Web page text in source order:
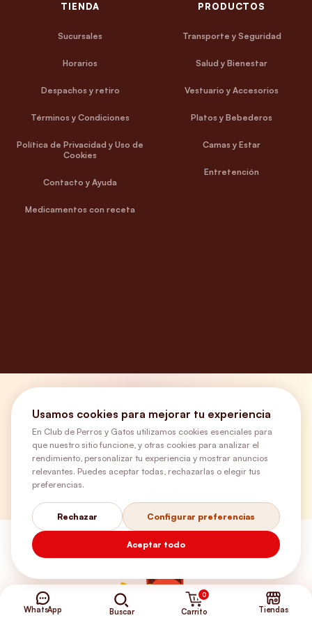
TIENDA
Sucursales
Horarios
Despachos y retiro
Términos y Condiciones
Política de Privacidad y Uso de
Cookies
Contacto y Ayuda
Medicamentos con receta
PRODUCTOS
Transporte y Seguridad
Salud y Bienestar
Vestuario y Accesorios
Platos y Bebederos
Camas y Estar
Entretención
Envíos Gratis
WhatsApp Buscar
0
Carrito Tiendas
Usamos cookies para mejorar tu experiencia
En Club de Perros y Gatos utilizamos cookies esenciales para
que nuestro sitio funcione, y otras cookies para analizar el
rendimiento, personalizar tu experiencia y mostrar anuncios
relevantes. Puedes aceptar todas, rechazarlas o elegir tus
preferencias.
Rechazar Configurar preferencias
Aceptar todo